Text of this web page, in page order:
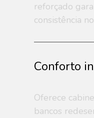
reforçado
consistência
Conforto
Oferece
bancos